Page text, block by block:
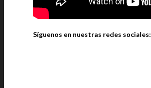
Síguenos en nuestras redes sociales: